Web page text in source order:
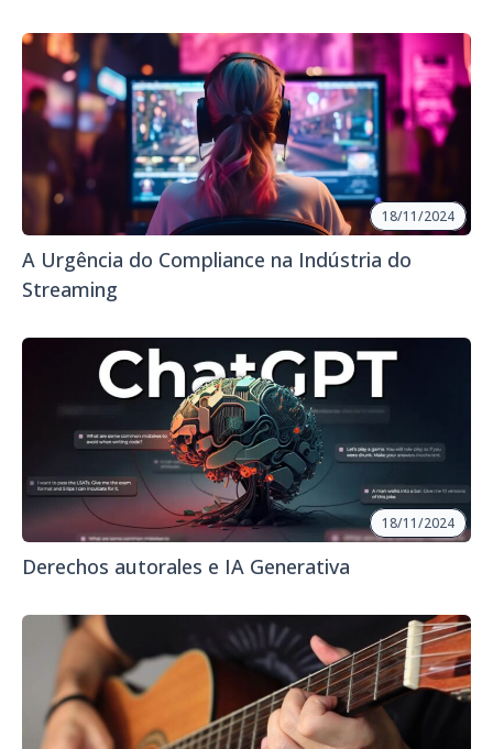
18/11/2024
A Urgência do Compliance na Indústria do
Streaming
18/11/2024
Derechos autorales e IA Generativa